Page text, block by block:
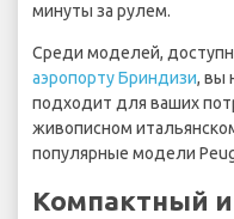
минуты за рулем.
Среди моделей,
аэропорту Бриндизи, вы
подходит для ваших
живописном
популярные модели
Компактный